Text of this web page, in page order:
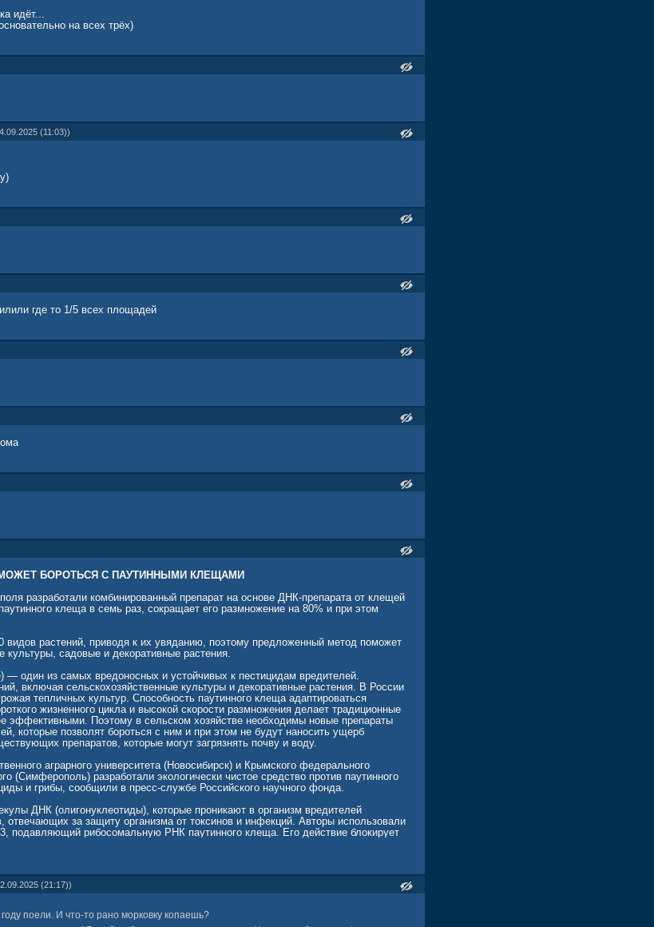
идёт...
на всех трёх)
(11:03))
где то 1/5 всех площадей
БОРОТЬСЯ С ПАУТИННЫМИ КЛЕЩАМИ
разработали комбинированный препарат на основе ДНК-препарата от клещей
клеща в семь раз, сокращает его размножение на 80% и при этом
видов растений, приводя к их увяданию, поэтому предложенный метод поможет
садовые и декоративные растения.
— один из самых вредоносных и устойчивых к пестицидам вредителей.
включая сельскохозяйственные культуры и декоративные растения. В России
тепличных культур. Способность паутинного клеща адаптироваться
жизненного цикла и высокой скорости размножения делает традиционные
эффективными. Поэтому в сельском хозяйстве необходимы новые препараты
которые позволят бороться с ним и при этом не будут наносить ущерб
препаратов, которые могут загрязнять почву и воду.
аграрного университета (Новосибирск) и Крымского федерального
(Симферополь) разработали экологически чистое средство против паутинного
и грибы, сообщили в пресс-службе Российского научного фонда.
ДНК (олигонуклеотиды), которые проникают в организм вредителей
отвечающих за защиту организма от токсинов и инфекций. Авторы использовали
подавляющий рибосомальную РНК паутинного клеща. Его действие блокирует
таких как фенолоксидазы, эстеразы и глутатион-S-трансферазы, которые
исследователи добавили опасный для вредителей гриб Metarhizium robertsii,
защитные покровы клеща, и тем самым ослабляет его. Это облегчает
препарат, нанеся его в виде раствора на листья фасоли с вредителями.
(21:17))
поели. И что-то рано морковку копаешь?